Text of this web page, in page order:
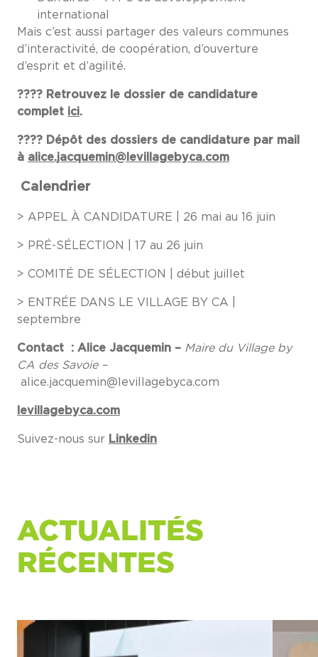
international
Mais c’est aussi partager des valeurs communes
d’interactivité, de coopération, d’ouverture
d’esprit et d’agilité.
???? Retrouvez le dossier de candidature
complet ici.
???? Dépôt des dossiers de candidature par mail
à alice.jacquemin@levillagebyca.com
Calendrier
> APPEL À CANDIDATURE | 26 mai au 16 juin
> PRÉ-SÉLECTION | 17 au 26 juin
> COMITÉ DE SÉLECTION | début juillet
> ENTRÉE DANS LE VILLAGE BY CA |
septembre
Contact : A lice Jacquemin – Maire du Village by
CA des Savoie –
alice.jacquemin@levillagebyca.com
levillagebyca.com
Suivez-nous sur Linkedin
ACTUALITÉS
RÉCENTES